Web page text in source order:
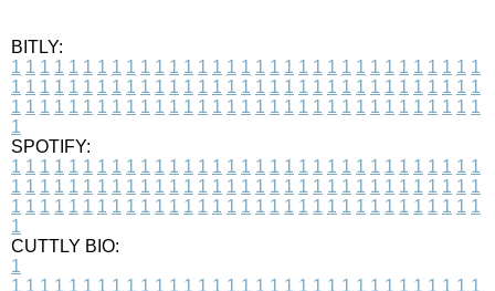
BITLY:
1 1 1 1 1 1 1 1 1 1 1 1 1 1 1 1 1 1 1 1 1 1 1 1 1 1 1 1 1 1 1 1 1
1 1 1 1 1 1 1 1 1 1 1 1 1 1 1 1 1 1 1 1 1 1 1 1 1 1 1 1 1 1 1 1 1
1 1 1 1 1 1 1 1 1 1 1 1 1 1 1 1 1 1 1 1 1 1 1 1 1 1 1 1 1 1 1 1 1
1
SPOTIFY:
1 1 1 1 1 1 1 1 1 1 1 1 1 1 1 1 1 1 1 1 1 1 1 1 1 1 1 1 1 1 1 1 1
1 1 1 1 1 1 1 1 1 1 1 1 1 1 1 1 1 1 1 1 1 1 1 1 1 1 1 1 1 1 1 1 1
1 1 1 1 1 1 1 1 1 1 1 1 1 1 1 1 1 1 1 1 1 1 1 1 1 1 1 1 1 1 1 1 1
1
CUTTLY BIO:
1
1 1 1 1 1 1 1 1 1 1 1 1 1 1 1 1 1 1 1 1 1 1 1 1 1 1 1 1 1 1 1 1 1